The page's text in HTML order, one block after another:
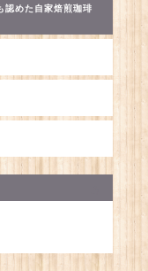
めた自家焙煎珈琲